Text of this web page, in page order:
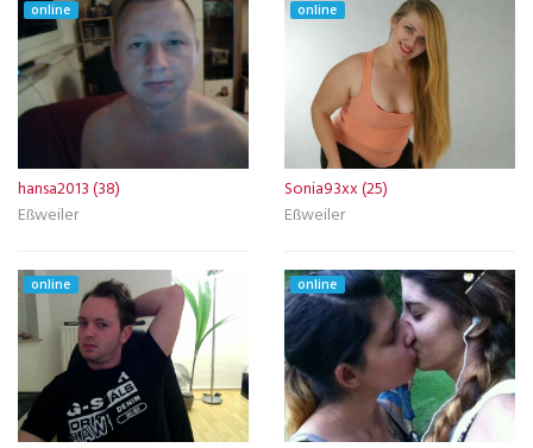
online
hansa2013 (38)
Eßweiler
online
Sonia93xx (25)
Eßweiler
online online